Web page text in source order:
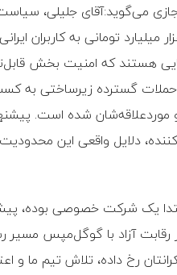
می‌گوید:آقای جلیلی،
هستند که امنیت بخش
گسترده زیرساختی به
موردعلاقه‌شان شده است.
دلایل واقعی این
یک شرکت خصوصی بوده، پیش
آزاد با گوگل‌مپس مسیر
رخ داده، تلاش تیم ما و